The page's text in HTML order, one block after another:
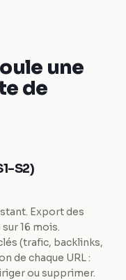
une
de
S2)
Export des
16 mois.
(trafic, backlinks,
de chaque URL :
ou supprimer.